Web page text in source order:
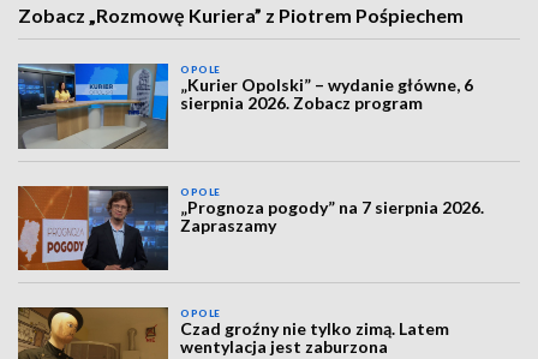
Zobacz „Rozmowę Kuriera” z Piotrem Pośpiechem
OPOLE
„Kurier Opolski” – wydanie główne, 6
sierpnia 2026. Zobacz program
OPOLE
„Prognoza pogody” na 7 sierpnia 2026.
Zapraszamy
OPOLE
Czad groźny nie tylko zimą. Latem
wentylacja jest zaburzona